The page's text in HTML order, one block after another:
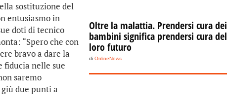
sostituzione del
entusiasmo in
doti di tecnico
“Spero che con
bravo a dare la
fiducia nelle sue
saremo
due punti a
Oltre la malattia. Prendersi cura dei
bambini significa prendersi cura del
loro futuro
di OnlineNews